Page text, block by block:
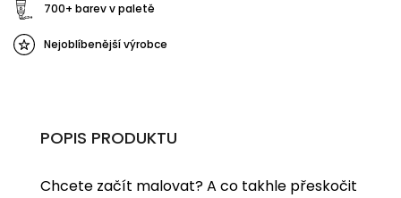
700+ barev v paletě
Nejoblíbenější výrobce
POPIS PRODUKTU
Chcete začít malovat? A co takhle přeskočit